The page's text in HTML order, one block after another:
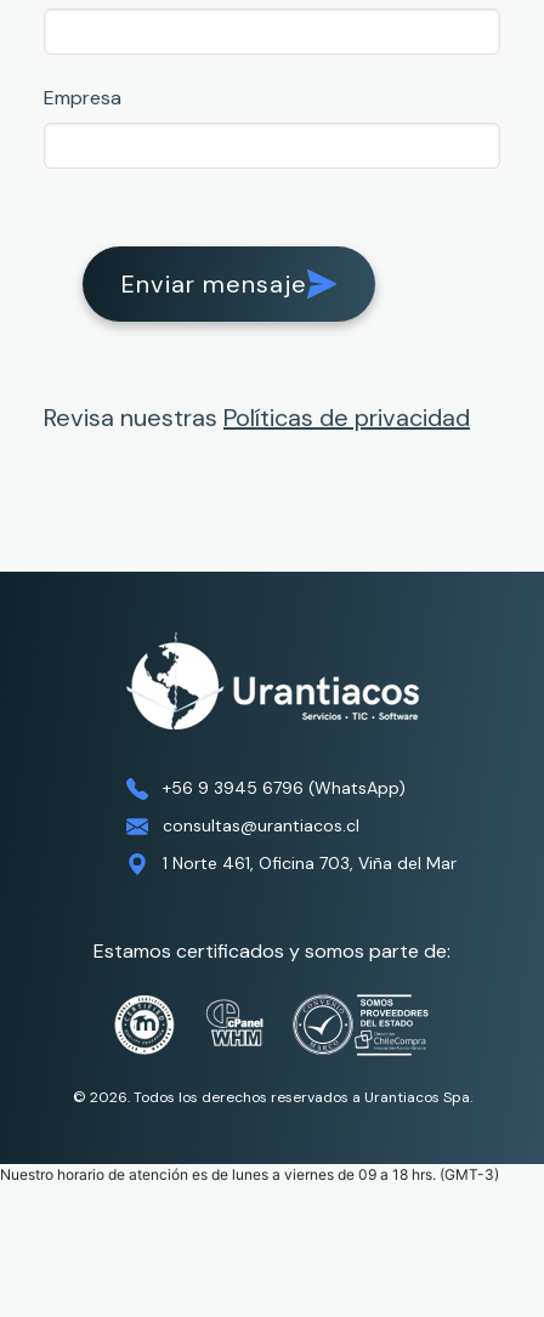
Empresa
Enviar mensaje
Revisa nuestras Políticas de privacidad
+56 9 3945 6796 (WhatsApp)
consultas@urantiacos.cl
1 Norte 461, Oficina 703, Viña del Mar
Estamos certificados y somos parte de:
© 2026. Todos los derechos reservados a Urantiacos Spa.
Nuestro horario de atención es de lunes a viernes de 09 a 18 hrs. (GMT-3)